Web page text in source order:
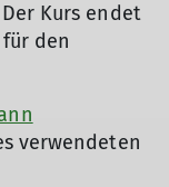
Kurs endet
den
verwendeten